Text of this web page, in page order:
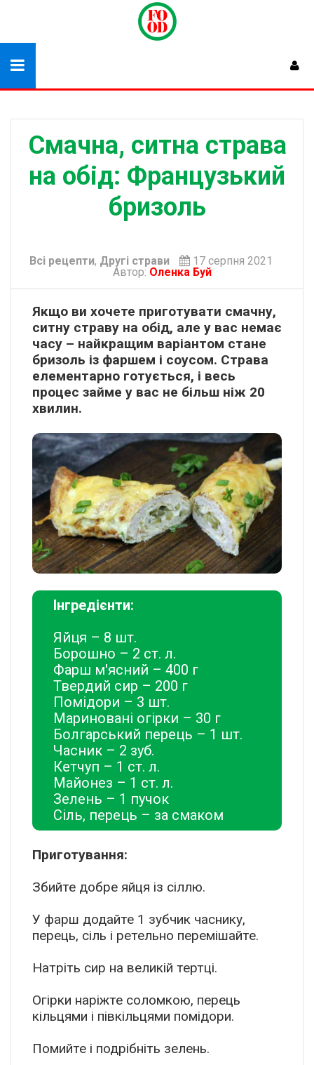
Смачна, ситна страва
на обід: Французький
бризоль
Всі рецепти, Другі страви
17 серпня 2021
Автор: Оленка Буй
Якщо ви хочете приготувати смачну,
ситну страву на обід, але у вас немає
часу – найкращим варіантом стане
бризоль із фаршем і соусом. Страва
елементарно готується, і весь
процес займе у вас не більш ніж 20
хвилин.
Інгредієнти:
Яйця – 8 шт.
Борошно – 2 ст. л.
Фарш м'ясний – 400 г
Твердий сир – 200 г
Помідори – 3 шт.
Мариновані огірки – 30 г
Болгарський перець – 1 шт.
Часник – 2 зуб.
Кетчуп – 1 ст. л.
Майонез – 1 ст. л.
Зелень – 1 пучок
Сіль, перець – за смаком
Приготування:
Збийте добре яйця із сіллю.
У фарш додайте 1 зубчик часнику,
перець, сіль і ретельно перемішайте.
Натріть сир на великій тертці.
Огірки наріжте соломкою, перець
кільцями і півкільцями помідори.
Помийте і подрібніть зелень.